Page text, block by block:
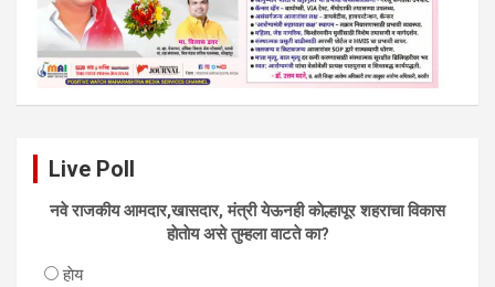
Live Poll
नवे राजकीय आमदार,खासदार, मंत्री येऊनही काेल्हापूर शहराचा विकास
हाेताेय असे तुम्हला वाटते का?
हाेय